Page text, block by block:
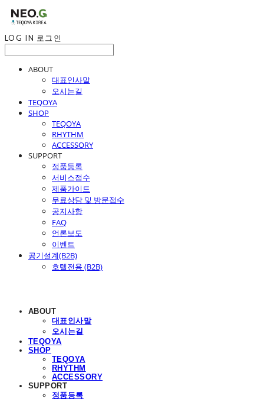
LOG IN 로그인
ABOUT
대표인사말
오시는길
TEQOYA
SHOP
TEQOYA
RHYTHM
ACCESSORY
SUPPORT
정품등록
서비스접수
제품가이드
무료상담 및 방문접수
공지사항
FAQ
언론보도
이벤트
공기설계(B2B)
호텔전용 (B2B)
ABOUT
대표인사말
오시는길
TEQOYA
SHOP
TEQOYA
RHYTHM
ACCESSORY
SUPPORT
정품등록